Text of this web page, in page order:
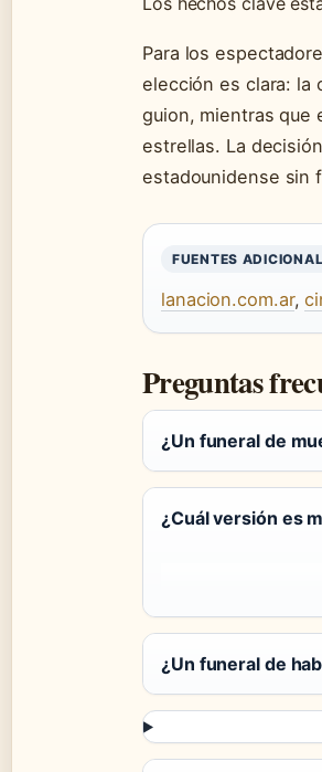
Para los
elección es clara: la
guion, mientras que
estrellas. La
estadounidense sin
FUENTES
lanacion.com.ar,
Preguntas
¿Un funeral de
¿Cuál versión es
¿Un funeral de